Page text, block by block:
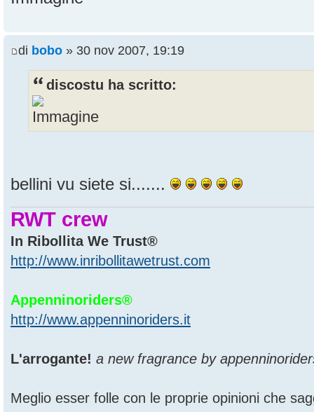
di bobo » 30 nov 2007, 19:19
discostu ha scritto:
bellini vu siete si.......
RWT crew
In Ribollita We Trust®
http://www.inribollitawetrust.com
Appenninoriders®
http://www.appenninoriders.it
L'arrogante! a new fragrance by
Meglio esser folle con le proprie opinioni che